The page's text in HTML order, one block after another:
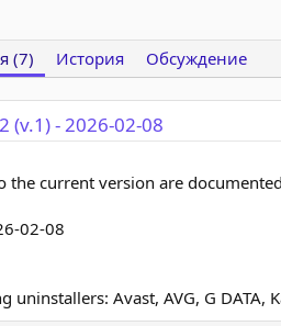
(7) История Обсуждение
(v.1) - 2026-02-08
the current version are
02-08
uninstallers: Avast, AVG, G DATA,